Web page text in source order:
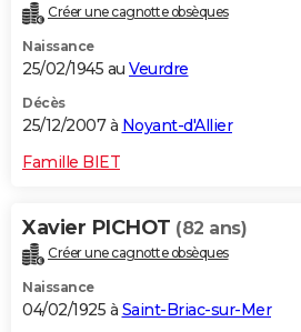
Créer une cagnotte obsèques
Naissance
25/02/1945 au Veurdre
Décès
25/12/2007 à Noyant-d'Allier
Famille BIET
Xavier PICHOT (82 ans)
Créer une cagnotte obsèques
Naissance
04/02/1925 à Saint-Briac-sur-Mer